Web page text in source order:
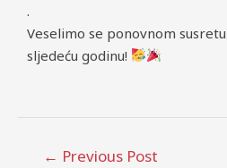
.
Veselimo se ponovnom
sljedeću godinu!
← Previous Post